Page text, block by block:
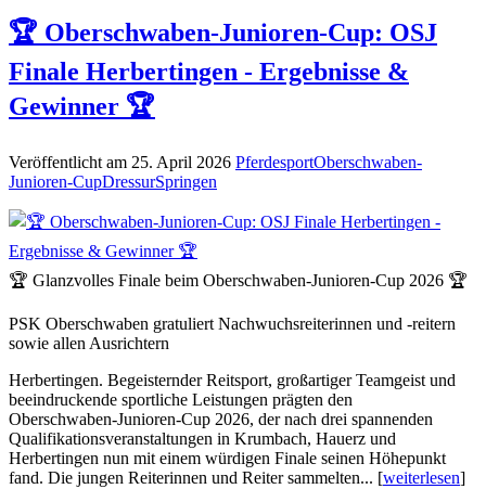
🏆 Oberschwaben-Junioren-Cup: OSJ
Finale Herbertingen - Ergebnisse &
Gewinner 🏆
Veröffentlicht am 25. April 2026 PferdesportOberschwaben-
Junioren-CupDressurSpringen
🏆 Glanzvolles Finale beim Oberschwaben‑Junioren‑Cup 2026 🏆
PSK Oberschwaben gratuliert Nachwuchsreiterinnen und ‑reitern
sowie allen Ausrichtern
Herbertingen. Begeisternder Reitsport, großartiger Teamgeist und
beeindruckende sportliche Leistungen prägten den
Oberschwaben‑Junioren‑Cup 2026, der nach drei spannenden
Qualifikationsveranstaltungen in Krumbach, Hauerz und
Herbertingen nun mit einem würdigen Finale seinen Höhepunkt
fand. Die jungen Reiterinnen und Reiter sammelten... [weiterlesen]